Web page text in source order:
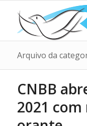
Arquivo da
CNBB
2021